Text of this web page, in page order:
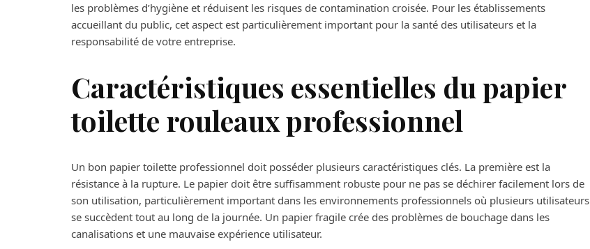
les problèmes d’hygiène et réduisent les risques de contamination croisée. Pour les établissements
accueillant du public, cet aspect est particulièrement important pour la santé des utilisateurs et la
responsabilité de votre entreprise.
Caractéristiques essentielles du papier
toilette rouleaux professionnel
Un bon papier toilette professionnel doit posséder plusieurs caractéristiques clés. La première est la
résistance à la rupture. Le papier doit être suffisamment robuste pour ne pas se déchirer facilement lors de
son utilisation, particulièrement important dans les environnements professionnels où plusieurs utilisateurs
se succèdent tout au long de la journée. Un papier fragile crée des problèmes de bouchage dans les
canalisations et une mauvaise expérience utilisateur.